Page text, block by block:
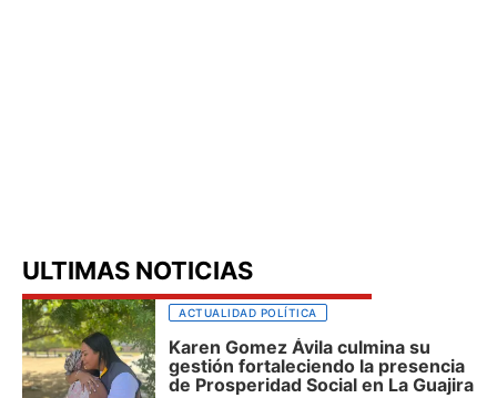
ULTIMAS NOTICIAS
ACTUALIDAD POLÍTICA
Karen Gomez Ávila culmina su
gestión fortaleciendo la presencia
de Prosperidad Social en La Guajira